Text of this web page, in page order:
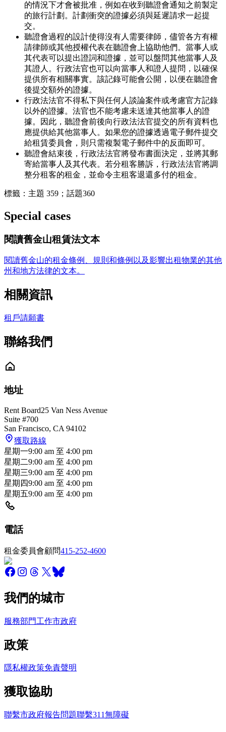
的情況下才會被批准，例如在收到聽證會通知之前製定
的旅行計劃。計劃衝突的證據必須與延遲請求一起提
交。
聽證會過程的設計使得沒有人需要律師，儘管各方有權
請律師或其他授權代表在聽證會上協助他們。當事人或
其代表可以提出證詞和證據，並可以盤問其他當事人及
其證人。行政法官也可以向當事人和證人提問，以確保
提供所有相關事實。該記錄可能會公開，以便在聽證會
後提交額外的證據。
行政法法官不得私下與任何人談論案件或考慮官方記錄
以外的證據。法官也不能考慮未送達其他當事人的證
據。因此，聽證會前後向行政法法官提交的所有資料也
應提供給其他當事人。如果您的證據透過電子郵件提交
給租賃委員會，則只需複製電子郵件中的反面即可。
聽證會結束後，行政法法官將發布書面決定，並將其郵
寄給當事人及其代表。若分租客勝訴，行政法法官將調
整分租客的租金，並命令主租客退還多付的租金。
標籤：主題 359；話題360
Special cases
閱讀舊金山租賃法文本
閱讀舊金山的租金條例、規則和條例以及影響出租物業的其他
州和地方法律的文本。
相關資訊
租戶請願書
聯絡我們
地址
Rent Board25 Van Ness Avenue
Suite #700
San Francisco, CA 94102
獲取路線
星期一9:00 am 至 4:00 pm
星期二9:00 am 至 4:00 pm
星期三9:00 am 至 4:00 pm
星期四9:00 am 至 4:00 pm
星期五9:00 am 至 4:00 pm
電話
租金委員會顧問415-252-4600
我們的城市
服務部門工作市政府
政策
隱私權政策免責聲明
獲取協助
聯繫市政府報告問題聯繫311無障礙